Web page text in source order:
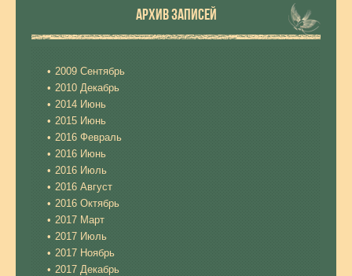
АРХИВ ЗАПИСЕЙ
2009 Сентябрь
2010 Декабрь
2014 Июнь
2015 Июнь
2016 Февраль
2016 Июнь
2016 Июль
2016 Август
2016 Октябрь
2017 Март
2017 Июль
2017 Ноябрь
2017 Декабрь